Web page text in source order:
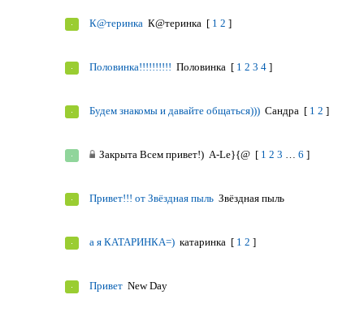
К@теринка К@теринка [ 1 2 ]
Половинка!!!!!!!!!! Половинка [ 1 2 3 4 ]
Будем знакомы и давайте общаться))) Сандра [ 1 2 ]
ЗакрытаВсем привет!) A-Le}{@ [ 1 2 3 … 6 ]
Привет!!! от Звёздная пыль Звёздная пыль
а я КАТАРИНКА=) катаринка [ 1 2 ]
Привет New Day